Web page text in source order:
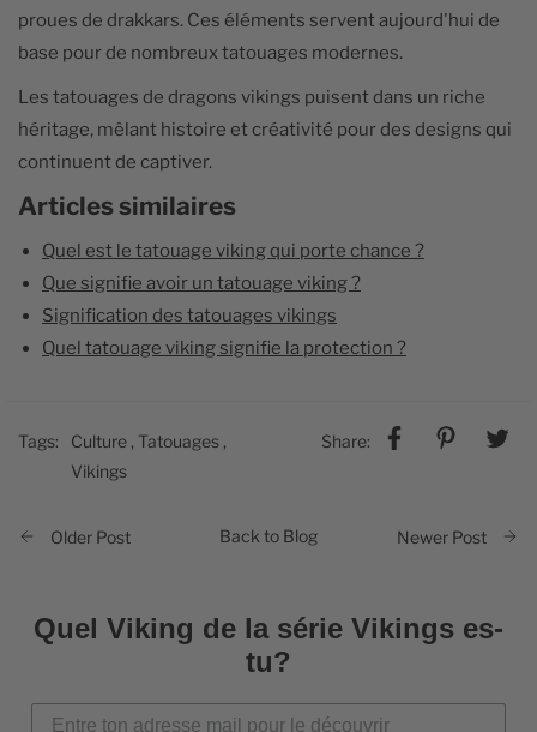
proues de drakkars. Ces éléments servent aujourd'hui de
base pour de nombreux tatouages modernes.
Les tatouages de dragons vikings puisent dans un riche
héritage, mêlant histoire et créativité pour des designs qui
continuent de captiver.
Articles similaires
Quel est le tatouage viking qui porte chance ?
Que signifie avoir un tatouage viking ?
Signification des tatouages vikings
Quel tatouage viking signifie la protection ?
Tags: Culture , Tatouages ,
Vikings
Share:
Older Post Back to Blog Newer Post
Quel Viking de la série Vikings es-
tu?